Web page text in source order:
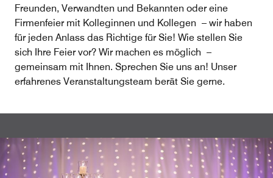
Freunden, Verwandten und Bekannten oder eine
Firmenfeier mit Kolleginnen und Kollegen – wir haben
für jeden Anlass das Richtige für Sie! Wie stellen Sie
sich Ihre Feier vor? Wir machen es möglich –
gemeinsam mit Ihnen. Sprechen Sie uns an! Unser
erfahrenes Veranstaltungsteam berät Sie gerne.